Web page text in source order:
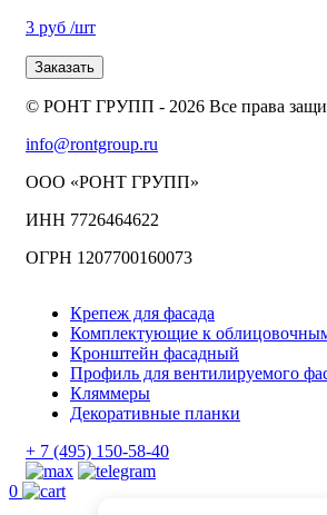
3 руб /шт
Заказать
© РОНТ ГРУПП - 2026 Все права
info@rontgroup.ru
ООО «РОНТ ГРУПП»
ИНН 7726464622
ОГРН 1207700160073
Крепеж для фасада
Комплектующие к
Кронштейн фасадный
Профиль для вентилируемого
Кляммеры
Декоративные планки
+ 7 (495) 150-58-40
0